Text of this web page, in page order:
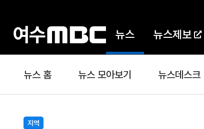
뉴스 뉴스제보
뉴스 홈 뉴스 모아보기 뉴스데스크
지역